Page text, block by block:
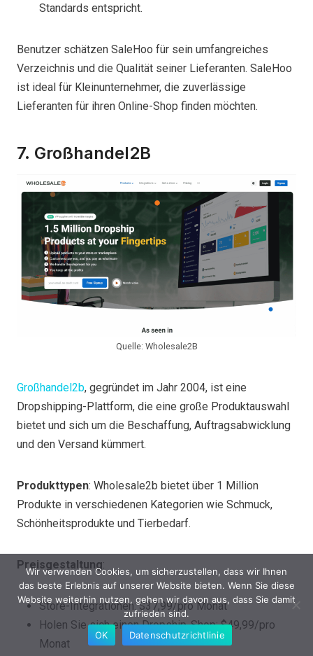
Standards entspricht.
Benutzer schätzen SaleHoo für sein umfangreiches
Verzeichnis und die Qualität seiner Lieferanten. SaleHoo
ist ideal für Kleinunternehmer, die zuverlässige
Lieferanten für ihren Online-Shop finden möchten.
7. Großhandel2B
Quelle: Wholesale2B
Großhandel2b, gegründet im Jahr 2004, ist eine
Dropshipping-Plattform, die eine große Produktauswahl
bietet und sich um die Beschaffung, Auftragsabwicklung
und den Versand kümmert.
Produkttypen: Wholesale2b bietet über 1 Million
Produkte in verschiedenen Kategorien wie Schmuck,
Schönheitsprodukte und Tierbedarf.
Preisgestaltung:
Store-Integrationen: $37,99/pro Monat
Holen Sie sich einen Dropship-Shop: $49,99/pro
Monat
Wir verwenden Cookies, um sicherzustellen, dass wir Ihnen
das beste Erlebnis auf unserer Website bieten. Wenn Sie diese
Website weiterhin nutzen, gehen wir davon aus, dass Sie damit
zufrieden sind.
OK
Datenschutzrichtlinie